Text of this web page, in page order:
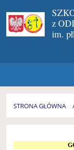
z
im.
STRONA GŁÓWNA